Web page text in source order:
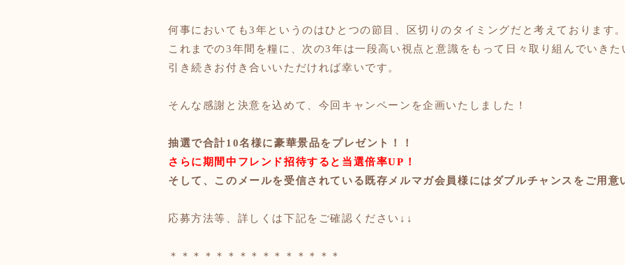
何事においても3年というのはひとつの節目、区切りのタイミングだと考えております。
これまでの3年間を糧に、次の3年は一段高い視点と意識をもって日々取り組んでいきた
引き続きお付き合いいただければ幸いです。
そんな感謝と決意を込めて、今回キャンペーンを企画いたしました！
抽選で合計10名様に豪華景品をプレゼント！！
さらに期間中フレンド招待すると当選倍率UP！
そして、このメールを受信されている既存メルマガ会員様にはダブルチャンスをご用意
応募方法等、詳しくは下記をご確認ください ↓↓
＊＊＊＊＊＊＊＊＊＊ ＊＊＊＊＊